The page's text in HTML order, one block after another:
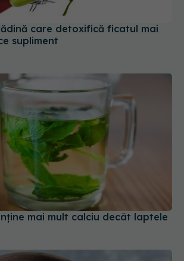
care detoxifică ficatul mai
supliment
mai mult calciu decât laptele